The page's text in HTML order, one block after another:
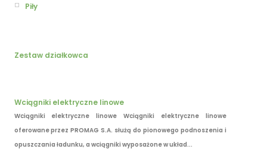
Piły
Zestaw działkowca
Wciągniki elektryczne linowe
Wciągniki elektryczne linowe Wciągniki elektryczne linowe
oferowane przez PROMAG S.A. służą do pionowego podnoszenia i
opuszczania ładunku, a wciągniki wyposażone w układ...